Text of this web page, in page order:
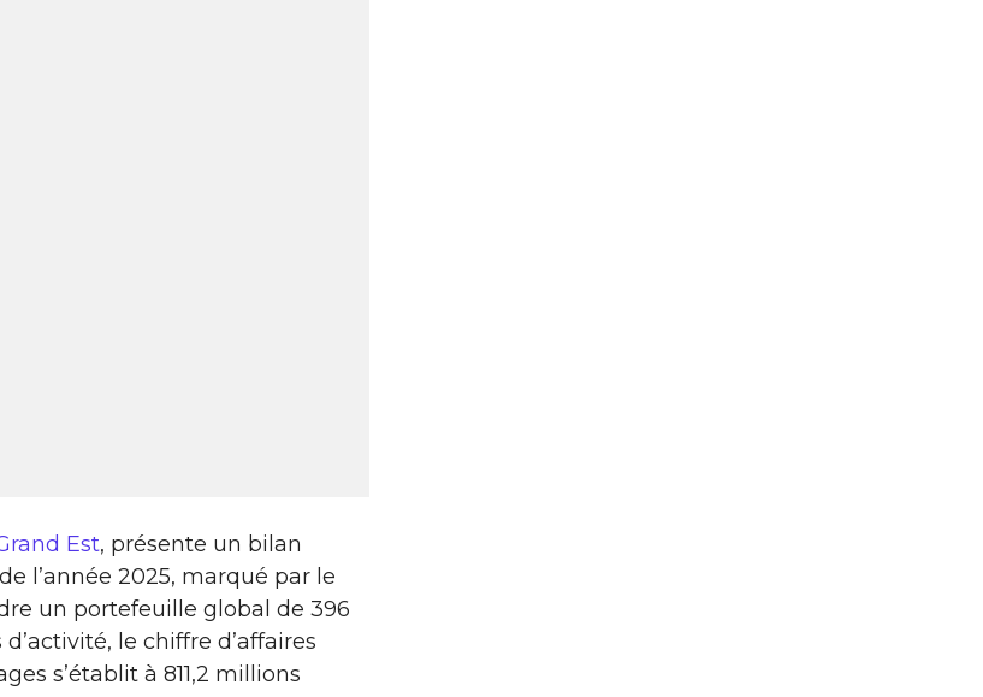
Est, présente un bilan
l’année 2025, marqué par le
un portefeuille global de 396
le chiffre d’affaires
s’établit à 811,2 millions